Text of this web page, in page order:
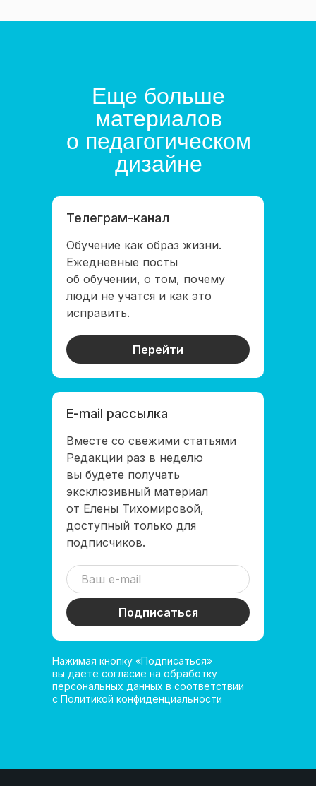
Библио-Глобус
Еще больше
материалов
о педагогическом
дизайне
Телеграм-канал
Обучение как образ жизни.
Ежедневные посты
об обучении, о том, почему
люди не учатся и как это
исправить.
Перейти
Библио-Глобус
E-mail рассылка
Вместе со свежими статьями
Редакции раз в неделю
вы будете получать
эксклюзивный материал
от Елены Тихомировой,
доступный только для
подписчиков.
Подписаться
Нажимая кнопку «Подписаться»
вы даете согласие на обработку
персональных данных в соответствии
с Политикой конфиденциальности